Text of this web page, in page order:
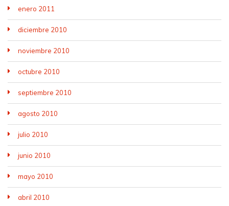
enero 2011
diciembre 2010
noviembre 2010
octubre 2010
septiembre 2010
agosto 2010
julio 2010
junio 2010
mayo 2010
abril 2010